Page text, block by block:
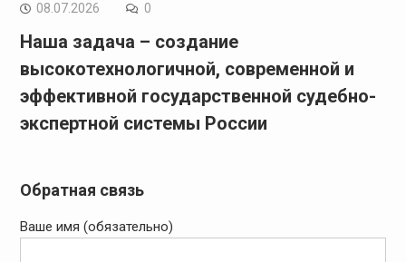
08.07.2026 0
Наша задача – создание
высокотехнологичной, современной и
эффективной государственной судебно-
экспертной системы России
Обратная связь
Ваше имя (обязательно)